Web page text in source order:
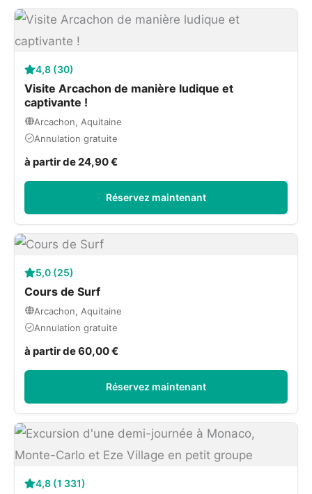
4,8 (30)
Visite Arcachon de manière ludique et
captivante !
Arcachon, Aquitaine
Annulation gratuite
à partir de 24,90 €
Réservez maintenant
5,0 (25)
Cours de Surf
Arcachon, Aquitaine
Annulation gratuite
à partir de 60,00 €
Réservez maintenant
4,8 (1 331)